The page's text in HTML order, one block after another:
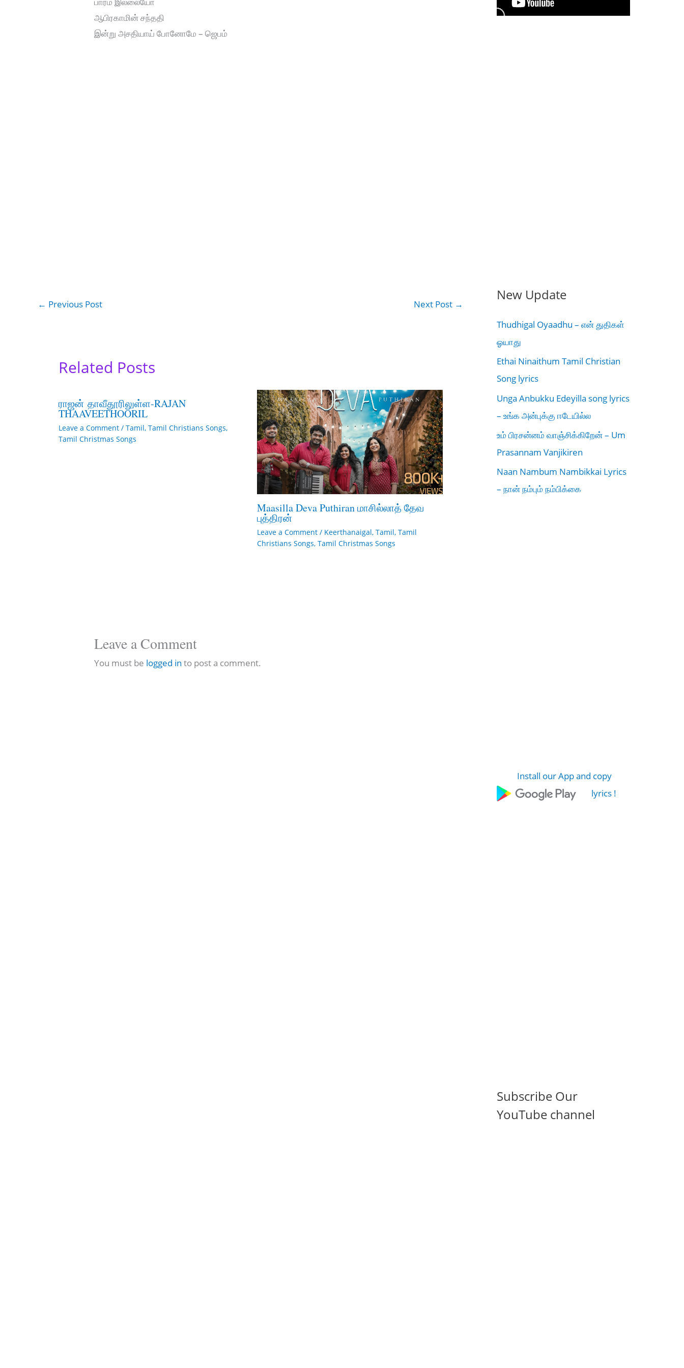
ஆபிரகாமின் சந்ததி
இன்று அசதியாய் போனோமே – ஜெபம்
← Previous Post Next Post →
Related Posts
ராஜன் தாவீதூரிலுள்ள-RAJAN
THAAVEETHOORIL
Leave a Comment / Tamil, Tamil Christians Songs,
Tamil Christmas Songs
Maasilla Deva Puthiran மாசில்லாத் தேவ
புத்திரன்
Leave a Comment / Keerthanaigal, Tamil, Tamil
Christians Songs, Tamil Christmas Songs
Leave a Comment
You must be logged in to post a comment.
New Update
Thudhigal Oyaadhu – என் துதிகள்
ஓயாது
Ethai Ninaithum Tamil Christian
Song lyrics
Unga Anbukku Edeyilla song lyrics
– உங்க அன்புக்கு ஈடேயில்ல
உம் பிரசன்னம் வாஞ்சிக்கிறேன் – Um
Prasannam Vanjikiren
Naan Nambum Nambikkai Lyrics
– நான் நம்பும் நம்பிக்கை
Install our App and copy
lyrics !
Subscribe Our
YouTube channel